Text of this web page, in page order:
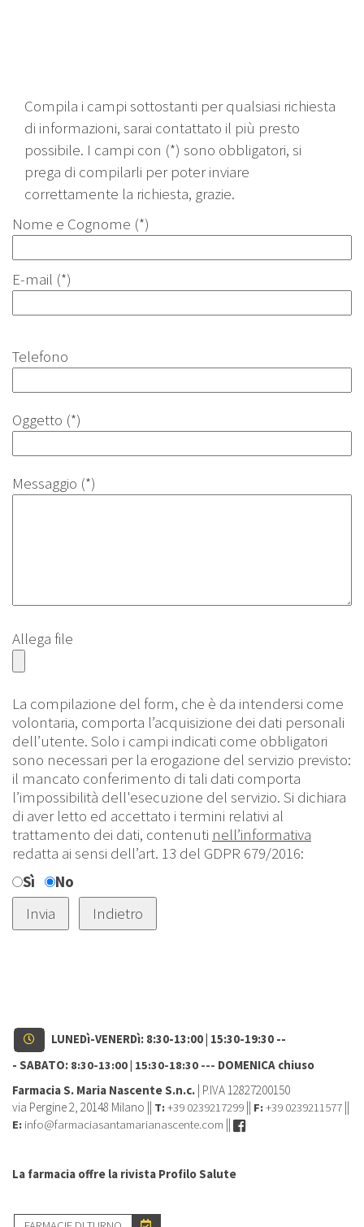
Compila i campi sottostanti per qualsiasi richiesta
di informazioni, sarai contattato il più presto
possibile. I campi con (*) sono obbligatori, si
prega di compilarli per poter inviare
correttamente la richiesta, grazie.
Nome e Cognome (*)
E-mail (*)
Telefono
Oggetto (*)
Messaggio (*)
Allega file
La compilazione del form, che è da intendersi come
volontaria, comporta l’acquisizione dei dati personali
dell’utente. Solo i campi indicati come obbligatori
sono necessari per la erogazione del servizio previsto:
il mancato conferimento di tali dati comporta
l’impossibilità dell'esecuzione del servizio. Si dichiara
di aver letto ed accettato i termini relativi al
trattamento dei dati, contenuti nell’informativa
redatta ai sensi dell’art. 13 del GDPR 679/2016:
Sì
No
LUNEDì-VENERDì: 8:30-13:00 | 15:30-19:30 --
- SABATO: 8:30-13:00 | 15:30-18:30 --- DOMENICA chiuso
Farmacia S. Maria Nascente S.n.c. | P.IVA 12827200150
via Pergine 2, 20148 Milano || T:+39 0239217299 || F:+39 0239211577 ||
E: info@farmaciasantamarianascente.com ||
La farmacia offre la rivista Profilo Salute